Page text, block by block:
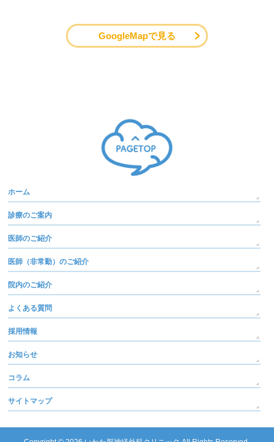
GoogleMapで見る
ホーム
診療のご案内
医師のご紹介
医師（非常勤）のご紹介
院内のご紹介
よくある質問
採用情報
お知らせ
コラム
サイトマップ